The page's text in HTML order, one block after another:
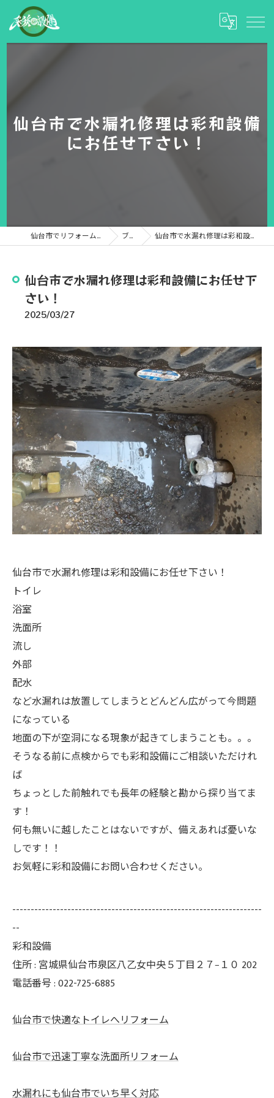
仙台市で水漏れ修理は彩和設備
にお任せ下さい！
仙台市でリフォームなら彩和設備 ブログ 仙台市で水漏れ修理は彩和設備にお任せ下さい！
仙台市で水漏れ修理は彩和設備にお任せ下
さい！
2025/03/27
仙台市で水漏れ修理は彩和設備にお任せ下さい！
トイレ
浴室
洗面所
流し
外部
配水
など水漏れは放置してしまうとどんどん広がって今問題
になっている
地面の下が空洞になる現象が起きてしまうことも。。。
そうなる前に点検からでも彩和設備にご相談いただけれ
ば
ちょっとした前触れでも長年の経験と勘から探り当てま
す！
何も無いに越したことはないですが、備えあれば憂いな
しです！！
お気軽に彩和設備にお問い合わせください。
--------------------------------------------------------------------
--
彩和設備
住所 : 宮城県仙台市泉区八乙女中央５丁目２７−１０ 202
電話番号 : 022-725-6885
仙台市で快適なトイレへリフォーム
仙台市で迅速丁寧な洗面所リフォーム
水漏れにも仙台市でいち早く対応